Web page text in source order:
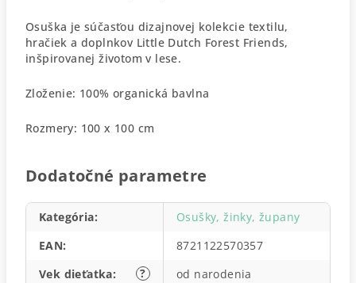
Osuška je súčasťou dizajnovej kolekcie textilu,
hračiek a doplnkov Little Dutch Forest Friends,
inšpirovanej životom v lese.
Zloženie: 100% organická bavlna
Rozmery: 100 x 100 cm
Dodatočné parametre
Kategória:
Osušky, žinky, župany
EAN:
8721122570357
?
Vek dieťatka:
od narodenia